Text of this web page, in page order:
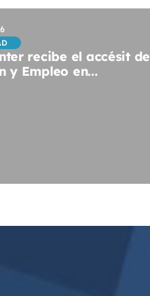
recibe el accésit de
y Empleo en...